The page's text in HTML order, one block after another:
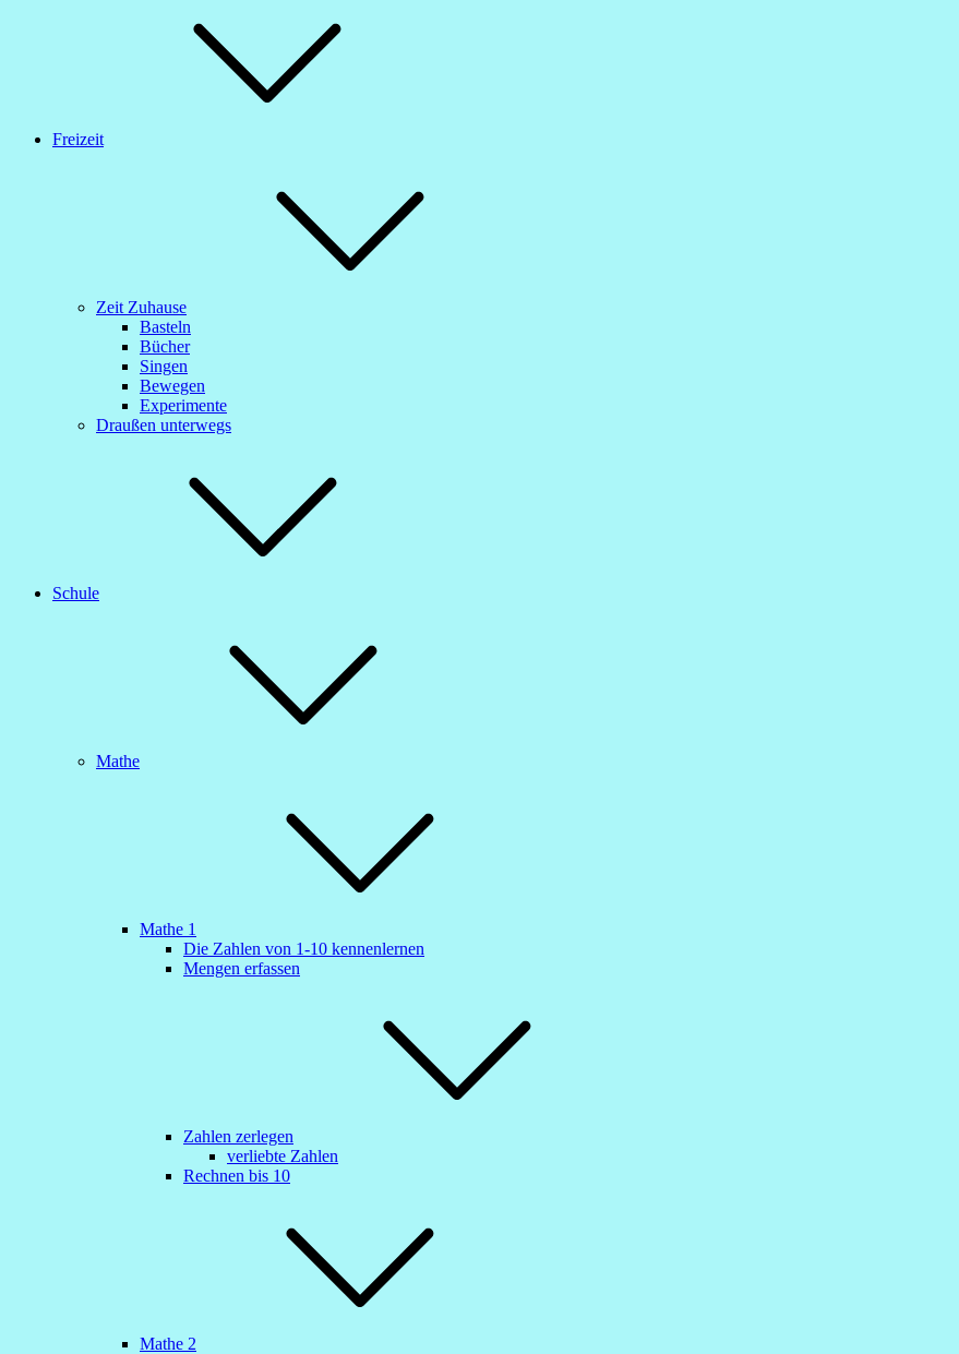
Freizeit
Zeit Zuhause
Basteln
Bücher
Singen
Bewegen
Experimente
Draußen unterwegs
Schule
Mathe
Mathe 1
Die Zahlen von 1-10 kennenlernen
Mengen erfassen
Zahlen zerlegen
verliebte Zahlen
Rechnen bis 10
Mathe 2